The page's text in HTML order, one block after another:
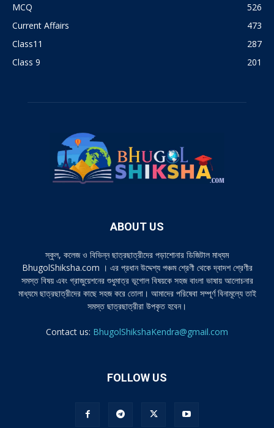
MCQ
526
Current Affairs
473
Class11
287
Class 9
201
ABOUT US
স্কুল, কলেজ ও বিভিন্ন ছাত্রছাত্রীদের পড়াশোনার ডিজিটাল মাধ্যম
BhugolShiksha.com । এর প্রধান উদ্দেশ্য পঞ্চম শ্রেণী থেকে দ্বাদশ শ্রেণীর
সমস্ত বিষয় এবং গ্রাজুয়েশনের শুধুমাত্র ভূগোল বিষয়কে সহজ বাংলা ভাষায় আলোচনার
মাধ্যমে ছাত্রছাত্রীদের কাছে সহজ করে তোলা। আমাদের পরিষেবা সম্পূর্ণ বিনামূল্যে তাই
সমস্ত ছাত্রছাত্রীরা উপকৃত হবেন।
Contact us: BhugolShikshaKendra@gmail.com
FOLLOW US